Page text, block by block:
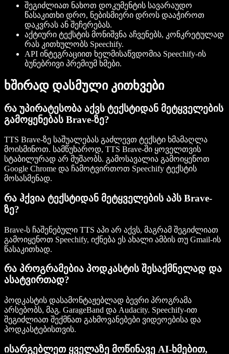
შეგიძლიათ ნახოთ დოკუმენტის სავარაუდო
წასაკითხი დრო, ნებისმიერი დროს დააჭიროთ
დაკვრას ან შეჩერებას.
აქტიური ტექსტის მონიშვნა აჩვენებს, კონკრეტულად
რას კითხულობს Speechify.
API ინტეგრაციით ხელმისაწვდომია Speechify-ის
ბუნებრივი პრემიუმ ხმები.
ხშირად დასმული კითხვები
რა უპირატესობა აქვს ტექსტიდან მეტყველების
გამოყენებას Brave-ზე?
TTS Brave-ზე საშუალებას გაძლევთ ტექსტი ხმამაღლა
მოისმინოთ. სამწუხაროდ, TTS Brave-ში ყოველთვის
სტაბილურად არ მუშაობს. გამოსავალია გამოიყენოთ
Google Chrome და ჩამოტვირთოთ Speechify ტექსტის
მოსასმენად.
რა ჰქვია ტექსტიდან მეტყველების აპს Brave-
ზე?
Brave-ს ჩაშენებული TTS აპი არ აქვს, მაგრამ შეგიძლიათ
გამოიყენოთ Speechify, იქნება ეს ახალი ამბის თუ Gmail-ის
წასაკითხად.
რა პროგრამებია პოდკასტის შესაქმნელად და
ასატვირთად?
პოდკასტის დასამონტაჟებლად ბევრი პროგრამა
არსებობს, მაგ. GarageBand და Audacity. Speechify-ით
შეგიძლიათ შექმნათ გახმოვანებები ვიდეოებისა და
პოდკასტებისთვის.
ისარგებლეთ ყველაზე მოწინავე AI-ხმებით,